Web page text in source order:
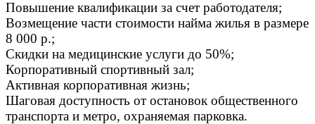
Повышение квалификации за счет работодателя;
Возмещение части стоимости найма жилья в размере
8 000 р.;
Скидки на медицинские услуги до 50%;
Корпоративный спортивный зал;
Активная корпоративная жизнь;
Шаговая доступность от остановок общественного
транспорта и метро, охраняемая парковка.